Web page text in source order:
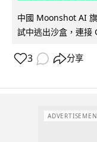
中國 Moonshot AI
試中逃出沙盒，連接
3 分享